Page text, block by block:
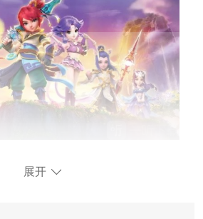
环，所得到的书铁的等级越高。
展开